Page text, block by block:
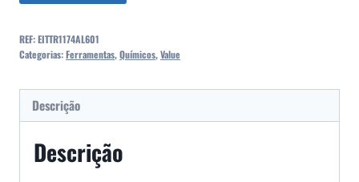
REF:EITTR1174AL601
Categorias:Ferramentas,Químicos,Value
Descrição
Descrição